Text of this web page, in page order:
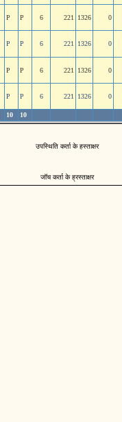
P P 6 221 1326 0
P P 6 221 1326 0
P P 6 221 1326 0
P P 6 221 1326 0
10 10
उपस्थिति कर्ता के हस्ताक्षर
जॉच कर्ता के ह्रस्ताक्षर